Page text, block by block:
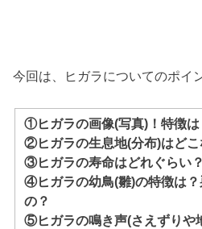
今回は、ヒガラについてのポイ
①ヒガラの画像(写真)！特徴は
②ヒガラの生息地(分布)はどこ
③ヒガラの寿命はどれぐらい
④ヒガラの幼鳥(雛)の特徴は
の？
⑤ヒガラの鳴き声(さえずりや